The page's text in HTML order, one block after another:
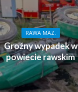
RAWA MAZ.
Groźny wypadek w
powiecie rawskim